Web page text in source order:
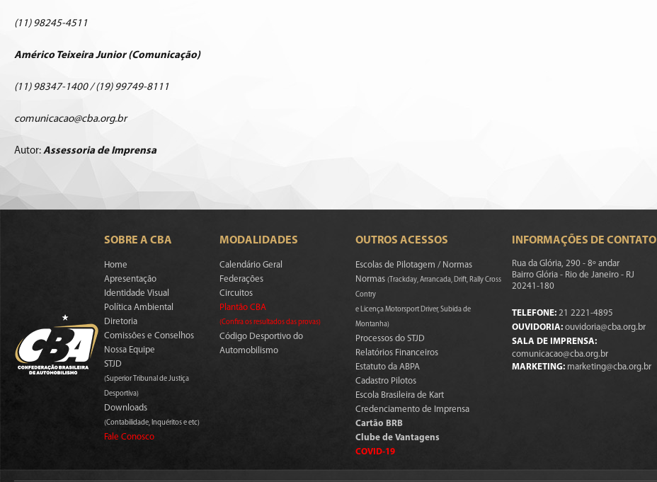
(11) 98245-4511
Américo Teixeira Junior (Comunicação)
(11) 98347-1400 / (19) 99749-8111
comunicacao@cba.org.br
Autor: Assessoria de Imprensa
SOBRE A CBA
Home
Apresentação
Identidade Visual
Política Ambiental
Diretoria
Comissões e Conselhos
Nossa Equipe
STJD
(Superior Tribunal de Justiça
Desportiva)
Downloads
(Contabilidade, Inquéritos e etc)
Fale Conosco
MODALIDADES
Calendário Geral
Federações
Circuitos
Plantão CBA
(Confira os resultados das provas)
Código Desportivo do
Automobilismo
OUTROS ACESSOS
Escolas de Pilotagem / Normas
Normas(Trackday, Arrancada, Drift, Rally Cross
Contry
e Licença Motorsport Driver, Subida de
Montanha)
Processos do STJD
Relatórios Financeiros
Estatuto da ABPA
Cadastro Pilotos
Escola Brasileira de Kart
Credenciamento de Imprensa
Cartão BRB
Clube de Vantagens
COVID-19
INFORMAÇÕES DE CONTATO
Rua da Glória, 290 - 8º andar
Bairro Glória - Rio de Janeiro - RJ
20241-180
TELEFONE: 21 2221-4895
OUVIDORIA: ouvidoria@cba.org.br
SALA DE IMPRENSA:
comunicacao@cba.org.br
MARKETING: marketing@cba.org.br